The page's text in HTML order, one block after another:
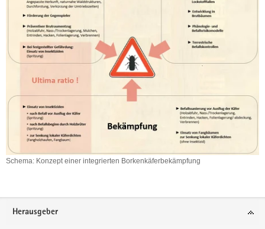
Schema: Konzept einer integrierten Borkenkäferbekämpfung
Borkenkäferbekämpfung
Footer-
Herausgeber